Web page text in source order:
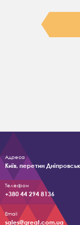
Адреса
Київ, перетин
Телефон
+380 44 294 8136
Email
sales@great.com.ua